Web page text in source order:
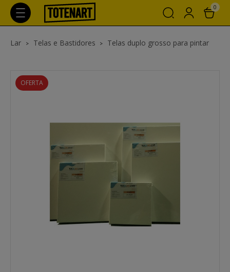
0
Lar Telas e Bastidores Telas duplo grosso para pintar
OFERTA